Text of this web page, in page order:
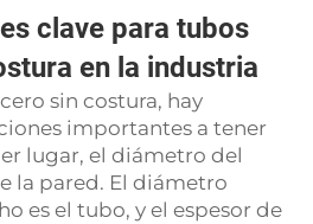
clave para tubos
en la industria
sin costura, hay
importantes a tener
lugar, el diámetro del
la pared. El diámetro
es el tubo, y el espesor de